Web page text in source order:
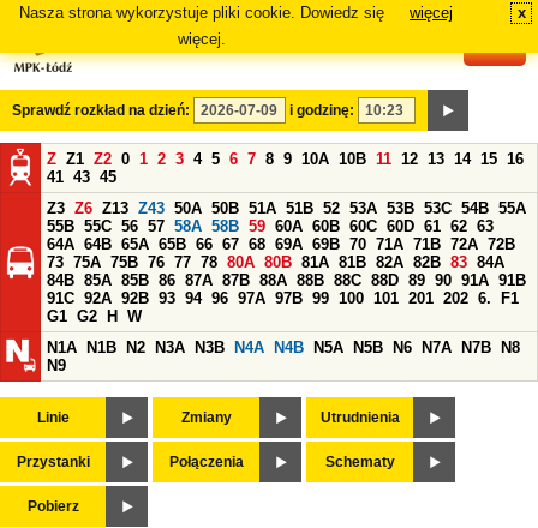
Nasza strona wykorzystuje pliki cookie. Dowiedz się
więcej.
więcej x
Sprawdź rozkład na dzień: i godzinę:
Z Z1 Z2 0 1 2 3 4 5 6 7 8 9 10A 10B 11 12 13 14 15 16
41 43 45
Z3 Z6 Z13 Z43 50A 50B 51A 51B 52 53A 53B 53C 54B 55A
55B 55C 56 57 58A 58B 59 60A 60B 60C 60D 61 62 63
64A 64B 65A 65B 66 67 68 69A 69B 70 71A 71B 72A 72B
73 75A 75B 76 77 78 80A 80B 81A 81B 82A 82B 83 84A
84B 85A 85B 86 87A 87B 88A 88B 88C 88D 89 90 91A 91B
91C 92A 92B 93 94 96 97A 97B 99 100 101 201 202 6.
F1
G1 G2 H
W
N1A
N1B N2 N3A N3B N4A N4B N5A N5B N6 N7A N7B
N8
N9
Linie Zmiany Utrudnienia
Przystanki Połączenia Schematy
Pobierz